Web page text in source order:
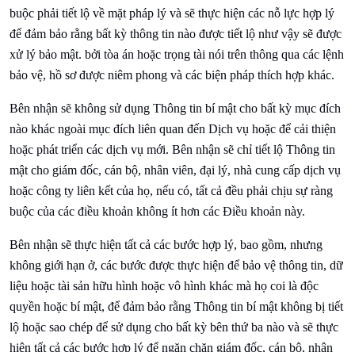
buộc phải tiết lộ về mặt pháp lý và sẽ thực hiện các nỗ lực hợp lý
để đảm bảo rằng bất kỳ thông tin nào được tiết lộ như vậy sẽ được
xử lý bảo mật. bởi tòa án hoặc trọng tài nói trên thông qua các lệnh
bảo vệ, hồ sơ được niêm phong và các biện pháp thích hợp khác.
Bên nhận sẽ không sử dụng Thông tin bí mật cho bất kỳ mục đích
nào khác ngoài mục đích liên quan đến Dịch vụ hoặc để cải thiện
hoặc phát triển các dịch vụ mới. Bên nhận sẽ chỉ tiết lộ Thông tin
mật cho giám đốc, cán bộ, nhân viên, đại lý, nhà cung cấp dịch vụ
hoặc công ty liên kết của họ, nếu có, tất cả đều phải chịu sự ràng
buộc của các điều khoản không ít hơn các Điều khoản này.
Bên nhận sẽ thực hiện tất cả các bước hợp lý, bao gồm, nhưng
không giới hạn ở, các bước được thực hiện để bảo vệ thông tin, dữ
liệu hoặc tài sản hữu hình hoặc vô hình khác mà họ coi là độc
quyền hoặc bí mật, để đảm bảo rằng Thông tin bí mật không bị tiết
lộ hoặc sao chép để sử dụng cho bất kỳ bên thứ ba nào và sẽ thực
hiện tất cả các bước hợp lý để ngăn chặn giám đốc, cán bộ, nhân